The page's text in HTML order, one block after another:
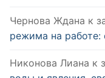
Чернова Ждана к
режима на
Никонова Лиана к